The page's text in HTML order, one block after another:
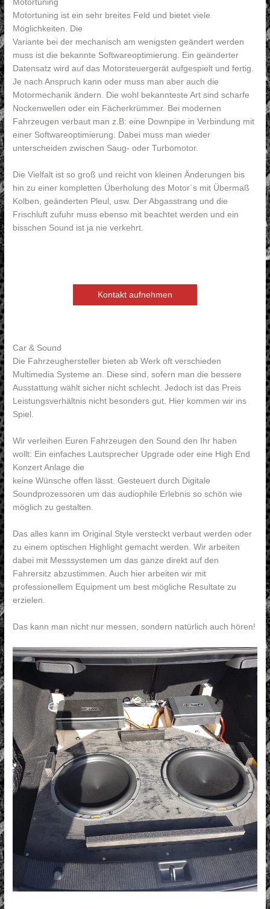
Motortuning
Motortuning ist ein sehr breites Feld und bietet viele
Möglichkeiten. Die
Variante bei der mechanisch am wenigsten geändert werden
muss ist die bekannte Softwareoptimierung. Ein geänderter
Datensatz wird auf das Motorsteuergerät aufgespielt und fertig.
Je nach Anspruch kann oder muss man aber auch die
Motormechanik ändern. Die wohl bekannteste Art sind scharfe
Nockenwellen oder ein Fächerkrümmer. Bei modernen
Fahrzeugen verbaut man z.B: eine Downpipe in Verbindung mit
einer Softwareoptimierung. Dabei muss man wieder
unterscheiden zwischen Saug- oder Turbomotor.
Die Vielfalt ist so groß und reicht von kleinen Änderungen bis
hin zu einer kompletten Überholung des Motor´s mit Übermaß
Kolben, geänderten Pleul, usw. Der Abgasstrang und die
Frischluft zufuhr muss ebenso mit beachtet werden und ein
bisschen Sound ist ja nie verkehrt.
Kontakt aufnehmen
Car & Sound
Die Fahrzeughersteller bieten ab Werk oft verschieden
Multimedia Systeme an. Diese sind, sofern man die bessere
Ausstattung wählt sicher nicht schlecht. Jedoch ist das Preis
Leistungsverhältnis nicht besonders gut. Hier kommen wir ins
Spiel.
Wir verleihen Euren Fahrzeugen den Sound den Ihr haben
wollt: Ein einfaches Lautsprecher Upgrade oder eine High End
Konzert Anlage die
keine Wünsche offen lässt. Gesteuert durch Digitale
Soundprozessoren um das audiophile Erlebnis so schön wie
möglich zu gestalten.
Das alles kann im Original Style versteckt verbaut werden oder
zu einem optischen Highlight gemacht werden. Wir arbeiten
dabei mit Messsystemen um das ganze direkt auf den
Fahrersitz abzustimmen. Auch hier arbeiten wir mit
professionellem Equipment um best mögliche Resultate zu
erzielen.
Das kann man nicht nur messen, sondern natürlich auch hören!